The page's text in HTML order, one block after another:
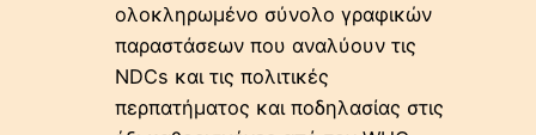
ολοκληρωμένο σύνολο γραφικών
παραστάσεων που αναλύουν τις
NDCs και τις πολιτικές
περπατήματος και ποδηλασίας στις